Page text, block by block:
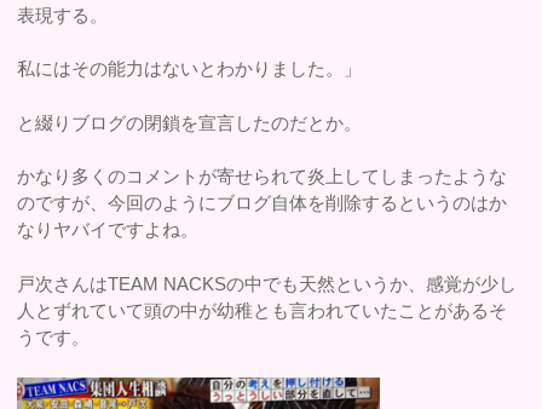
表現する。
私にはその能力はないとわかりました。」
と綴りブログの閉鎖を宣言したのだとか。
かなり多くのコメントが寄せられて炎上してしまったような
のですが、今回のようにブログ自体を削除するというのはか
なりヤバイですよね。
戸次さんはTEAM NACKSの中でも天然というか、感覚が少し
人とずれていて頭の中が幼稚とも言われていたことがあるそ
うです。